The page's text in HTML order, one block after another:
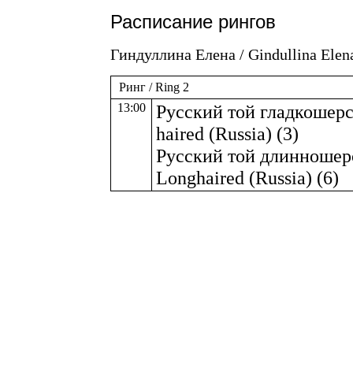
Расписание рингов
Гиндуллина Елена / Gindullina
Ринг / Ring 2
13:00
Русский той
haired (Russia) (3)
Русский той
Longhaired (Russia) (6)